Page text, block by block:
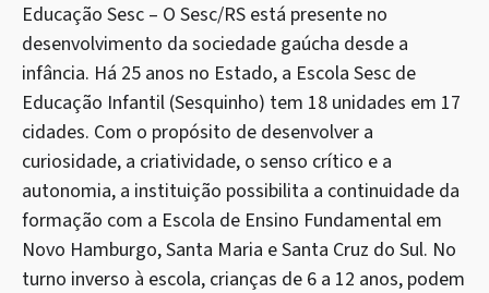
Educação Sesc – O Sesc/RS está presente no
desenvolvimento da sociedade gaúcha desde a
infância. Há 25 anos no Estado, a Escola Sesc de
Educação Infantil (Sesquinho) tem 18 unidades em 17
cidades. Com o propósito de desenvolver a
curiosidade, a criatividade, o senso crítico e a
autonomia, a instituição possibilita a continuidade da
formação com a Escola de Ensino Fundamental em
Novo Hamburgo, Santa Maria e Santa Cruz do Sul. No
turno inverso à escola, crianças de 6 a 12 anos, podem